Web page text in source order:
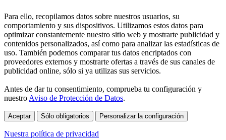
Para ello, recopilamos datos sobre nuestros usuarios, su
comportamiento y sus dispositivos. Utilizamos estos datos para
optimizar constantemente nuestro sitio web y mostrarte publicidad y
contenidos personalizados, así como para analizar las estadísticas de
uso. También podemos comparar tus datos encriptados con
proveedores externos y mostrarte ofertas a través de sus canales de
publicidad online, sólo si ya utilizas sus servicios.
Antes de dar tu consentimiento, comprueba tu configuración y
nuestro Aviso de Protección de Datos.
Aceptar Sólo obligatorios Personalizar la configuración
Nuestra política de privacidad